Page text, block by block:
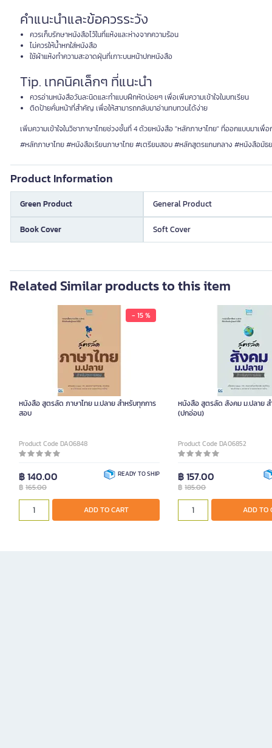
คำแนะนำและข้อควรระวัง
ควรเก็บรักษาหนังสือไว้ในที่แห้งและห่างจากความร้อน
ไม่ควรให้น้ำหกใส่หนังสือ
ใช้ผ้าแห้งทำความสะอาดฝุ่นที่เกาะบนหน้าปกหนังสือ
Tip. เทคนิคเล็กๆ ที่แนะนำ
ควรอ่านหนังสือวันละนิดและทำแบบฝึกหัดบ่อยๆ เพื่อเพิ่มความเข้าใจในบทเรียน
ติดป้ายคั่นหน้าที่สำคัญ เพื่อให้สามารถกลับมาอ่านทบทวนได้ง่าย
เพิ่มความเข้าใจในวิชาภาษาไทยช่วงชั้นที่ 4 ด้วยหนังสือ "หลักภาษาไทย" ที่ออกแบบมาเพื่
#หลักภาษาไทย #หนังสือเรียนภาษาไทย #เตรียมสอบ #หลักสูตรแกนกลาง #หนังสือมัธ
Product Information
Green Product General Product
Book Cover Soft Cover
Related Similar products to this item
- 15 %
หนังสือ สูตรลัด ภาษาไทย ม.ปลาย สำหรับทุกการ
สอบ
Product Code DA06848
฿ 140.00
฿ 165.00
READY TO SHIP
ADD TO CART
หนังสือ สูตรลัด สังคม ม.ปลาย
(ปกอ่อน)
Product Code DA06852
฿ 157.00
฿185.00
ADD TO